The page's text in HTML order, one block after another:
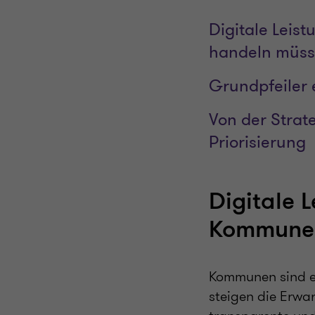
Digitale
handeln
Grundpfeiler
Von der
Priorisierung
Digitale
Kommunen sind
steigen die